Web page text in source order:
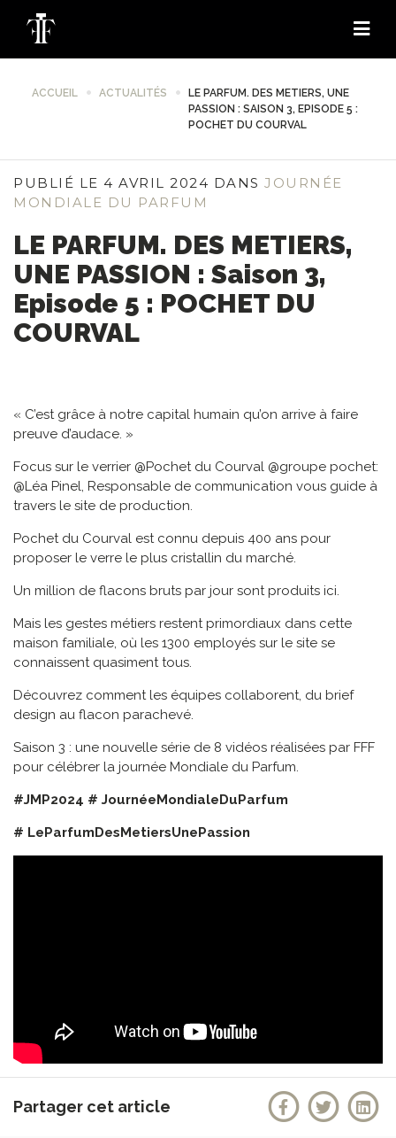
ACCUEIL ACTUALITÉS
LE PARFUM. DES METIERS, UNE
PASSION : SAISON 3, EPISODE 5 :
POCHET DU COURVAL
PUBLIÉ LE 4 AVRIL 2024 DANS JOURNÉE
MONDIALE DU PARFUM
LE PARFUM. DES METIERS,
UNE PASSION : Saison 3,
Episode 5 : POCHET DU
COURVAL
« C’est grâce à notre capital humain qu’on arrive à faire
preuve d’audace. »
Focus sur le verrier @Pochet du Courval @groupe pochet:
@Léa Pinel, Responsable de communication vous guide à
travers le site de production.
Pochet du Courval est connu depuis 400 ans pour
proposer le verre le plus cristallin du marché.
Un million de flacons bruts par jour sont produits ici.
Mais les gestes métiers restent primordiaux dans cette
maison familiale, où les 1300 employés sur le site se
connaissent quasiment tous.
Découvrez comment les équipes collaborent, du brief
design au flacon parachevé.
Saison 3 : une nouvelle série de 8 vidéos réalisées par FFF
pour célébrer la journée Mondiale du Parfum.
#JMP2024 # JournéeMondialeDuParfum
# LeParfumDesMetiersUnePassion
Partager cet article